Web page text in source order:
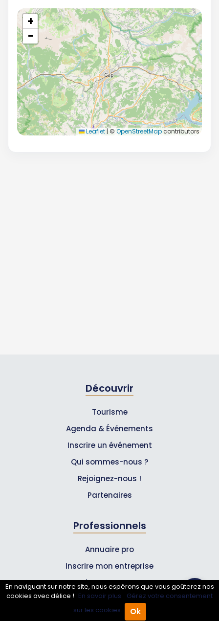
Annuaire Pro Agenda
+
−
Leaflet | © OpenStreetMapcontributors
Découvrir
Tourisme
Agenda & Événements
Inscrire un événement
Qui sommes-nous ?
Rejoignez-nous !
Partenaires
Professionnels
Annuaire pro
Inscrire mon entreprise
Les Abonnements Pros
Infos
En naviguant sur notre site, nous espérons que vous goûterez nos
cookies avec délice ! En savoir plus. Gérez votre consentement
sur les cookies.
Ok